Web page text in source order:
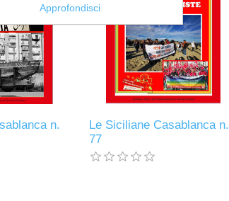
n.
Le Siciliane Casablanca n.
77
Approfondisci